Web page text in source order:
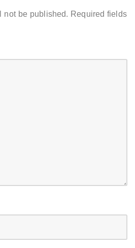
not be published. Required fields